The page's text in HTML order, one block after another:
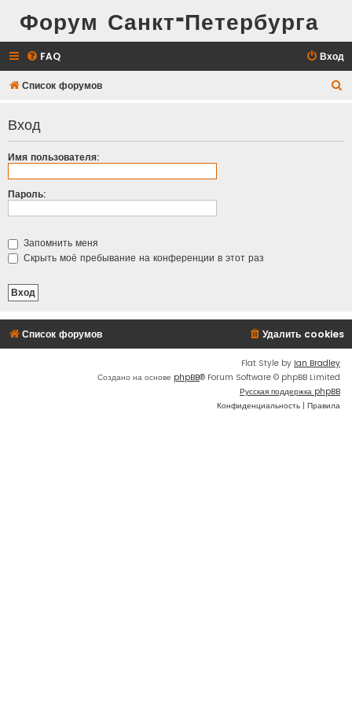
Форум Санкт-Петербурга
FAQ Вход
Список форумов
с
Вход
Имя пользователя:
Пароль:
Запомнить меня
Скрыть моё пребывание на конференции в этот раз
Список форумов Удалить cookies
Flat Style by Ian Bradley
Создано на основе phpBB® Forum Software © phpBB Limited
Русская поддержка phpBB
Конфиденциальность | Правила